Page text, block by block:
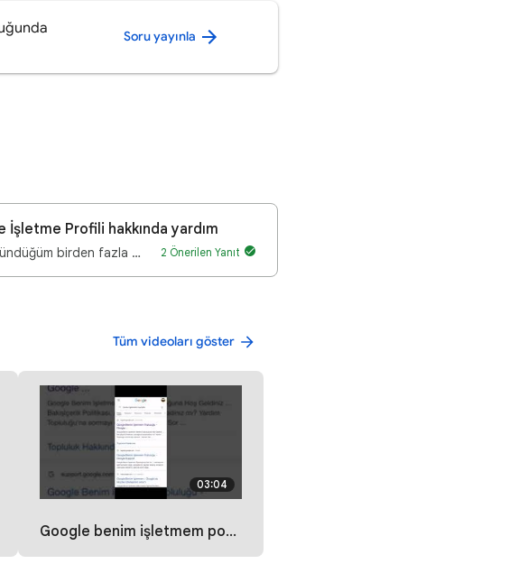
Soru yayınla
Profili hakkında yardım
Merhabalar öncelikle, Yaklaşık bir aydır aynı işletmeye ait olduğunu düşündüğüm birden fazla Google … 2 Önerilen Yanıt
Tüm videoları göster
03:04
Google benim işletmem posta gelmeme sorunu giderme